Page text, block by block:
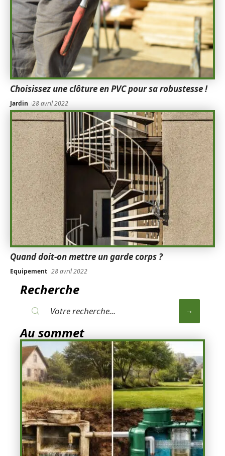
Choisissez une clôture en PVC pour sa robustesse !
Jardin 28 avril 2022
Quand doit-on mettre un garde corps ?
Equipement 28 avril 2022
Recherche
Au sommet